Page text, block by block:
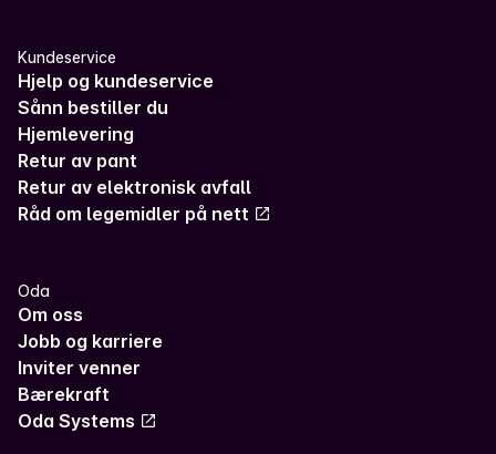
Kundeservice
Hjelp og kundeservice
Sånn bestiller du
Hjemlevering
Retur av pant
Retur av elektronisk avfall
Råd om legemidler på nett
Oda
Om oss
Jobb og karriere
Inviter venner
Bærekraft
Oda Systems